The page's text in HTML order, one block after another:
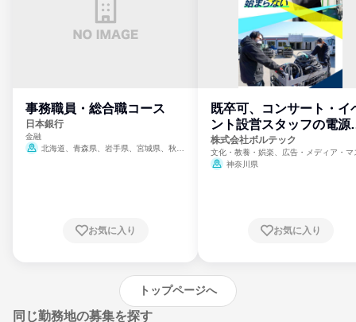
事務職員・総合職コース
日本銀行
金融
北海道、青森県、岩手県、宮城県、秋田
崎県、熊本県、大分県、宮崎県、鹿児島県、
お気に入り
既卒可、コンサート・イ
ント設営スタッフの電源
門
株式会社ボルテック
文化・教養・娯楽、広告・メディア・マ
ミ、電力・ガス・水道・エネルギー
神奈川県
お気に入り
トップページへ
同じ勤務地の募集を探す